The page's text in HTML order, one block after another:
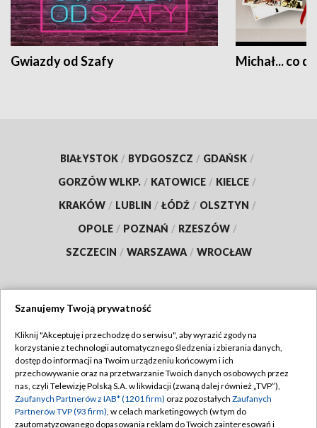
Gwiazdy od Szafy Michał... co
BIAŁYSTOK / BYDGOSZCZ / GDAŃSK /
GORZÓW WLKP. / KATOWICE / KIELCE /
KRAKÓW / LUBLIN / ŁÓDŹ / OLSZTYN /
OPOLE / POZNAŃ / RZESZÓW /
SZCZECIN / WARSZAWA / WROCŁAW
TVP
Abonament TVP
Emisja w TVP
Centrum informacji TVP
Regulamin TVP
Polityka prywatności
Moje zgody
Szanujemy Twoją prywatność
Kliknij "Akceptuję i przechodzę do serwisu", aby wyrazić zgody na
korzystanie z technologii automatycznego śledzenia i zbierania danych,
dostęp do informacji na Twoim urządzeniu końcowym i ich
przechowywanie oraz na przetwarzanie Twoich danych osobowych przez
nas, czyli Telewizję Polską S.A. w likwidacji (zwaną dalej również „TVP”),
Zaufanych Partnerów z IAB* (1201 firm) oraz pozostałych Zaufanych
Partnerów TVP (93 firm), w celach marketingowych (w tym do
zautomatyzowanego dopasowania reklam do Twoich zainteresowań i